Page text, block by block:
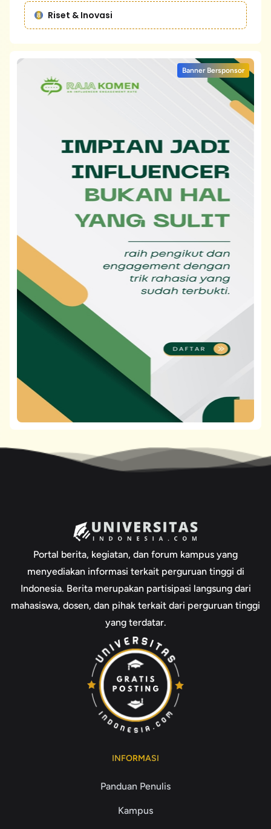
Riset & Inovasi
Banner Bersponsor
Portal berita, kegiatan, dan forum kampus yang
menyediakan informasi terkait perguruan tinggi di
Indonesia. Berita merupakan partisipasi langsung dari
mahasiswa, dosen, dan pihak terkait dari perguruan tinggi
yang terdatar.
INFORMASI
Panduan Penulis
Kampus